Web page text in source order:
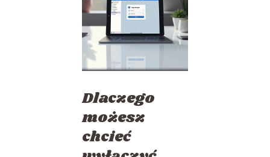
Dlaczego
możesz
chcieć